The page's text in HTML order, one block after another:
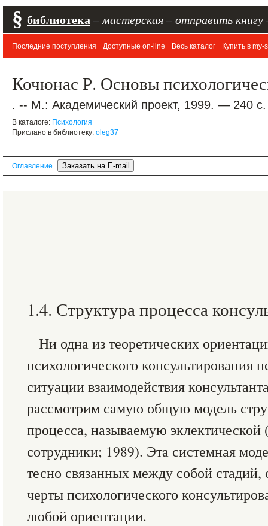
§ библиотека мастерская отправить книгу
Последние поступления Доступные on-line Весь каталог Купить в my-
Кочюнас Р. Основы
. -- М.: Академический проект, 1999. — 240 с.
В каталоге: Психология
Прислано в библиотеку: oleg37
Оглавление
1.4. Структура процесса
Ни одна из теоретических
психологического консультирования
ситуации взаимодействия
рассмотрим самую общую модель
процесса, называемую
сотрудники; 1989). Эта системная
тесно связанных между собой стадий,
черты психологического
любой ориентации.